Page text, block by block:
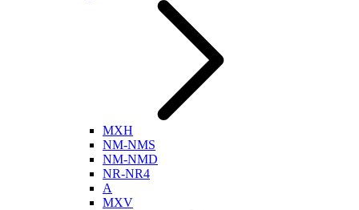
MXH
NM-NMS
NM-NMD
NR-NR4
A
MXV